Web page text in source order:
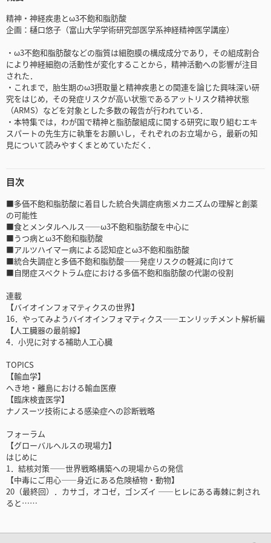
精神・神経疾患とω3不飽和脂肪酸
企画：樋口悠子（富山大学学術研究部医学系神経精神医学講座）
・ω3不飽和脂肪酸などの脂質は細胞膜の構成成分であり，その組成割合
により神経細胞の活動性が変化することから，精神活動への影響が注目
された．
・これまで，胎生期のω3摂取量と精神疾患との関連を論じた興味深い研
究をはじめ，その発症リスクが高い状態であるアットリスク精神状態
（ARMS）などを対象とした多数の報告が行われている．
・本特集では，わが国で精神と脂肪酸組成に関する研究に取り組むエキ
スパートの先生方に執筆をお願いし，それぞれのお立場から，最新の知
見について読みやすくまとめていただく．
目次
■多価不飽和脂肪酸に着目した統合失調症病態メカニズムの理解と創薬
の可能性
■食とメンタルヘルス――ω3不飽和脂肪酸を中心に
■うつ病とω3不飽和脂肪酸
■アルツハイマー病による認知症とω3不飽和脂肪酸
■統合失調症と多価不飽和脂肪酸――発症リスクの軽減に向けて
■自閉症スペクトラム症における多価不飽和脂肪酸の代謝の役割
連載
【バイオインフォマティクスの世界】
16．やってみようバイオインフォマティクス――エンリッチメント解析編
【人工臓器の最前線】
4．小児に対する補助人工心臓
TOPICS
【輸血学】
へき地・離島における輸血医療
【臨床検査医学】
ナノスーツ技術による感染症への診断戦略
フォーラム
【グローバルヘルスの現場力】
はじめに
1．結核対策――世界戦略構築への現場からの発信
【中毒にご用心――身近にある危険植物・動物】
20（最終回）．カサゴ，オコゼ，ゴンズイ ――ヒレにある毒棘に刺され
ると……